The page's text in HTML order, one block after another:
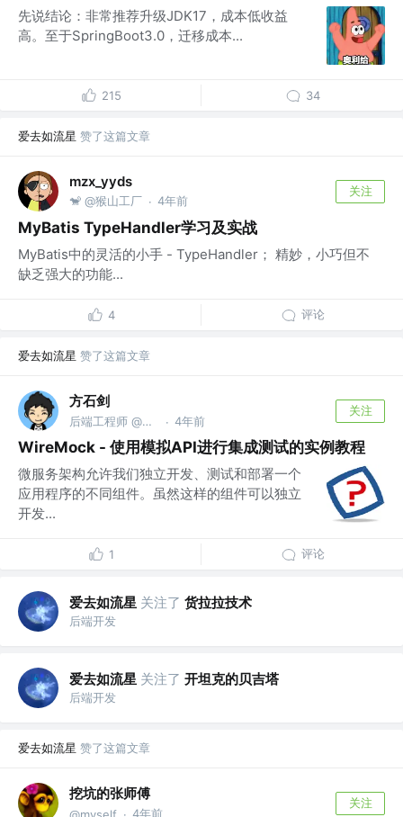
先说结论：非常推荐升级JDK17，成本低收益
高。至于SpringBoot3.0，迁移成本...
215 34
爱去如流星 赞了这篇文章
mzx_yyds
🐒 @猴山工厂 · 4年前
关注
MyBatis TypeHandler学习及实战
MyBatis中的灵活的小手 - TypeHandler； 精妙，小巧但不
缺乏强大的功能...
4 评论
爱去如流星 赞了这篇文章
方石剑
后端工程师 @美团 · 4年前
关注
WireMock - 使用模拟API进行集成测试的实例教程
微服务架构允许我们独立开发、测试和部署一个
应用程序的不同组件。虽然这样的组件可以独立
开发...
1 评论
爱去如流星 关注了 货拉拉技术
后端开发
爱去如流星 关注了 开坦克的贝吉塔
后端开发
爱去如流星 赞了这篇文章
挖坑的张师傅
@myself · 4年前
关注